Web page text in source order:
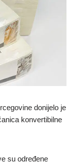
donijelo je
konvertibilne
su određene